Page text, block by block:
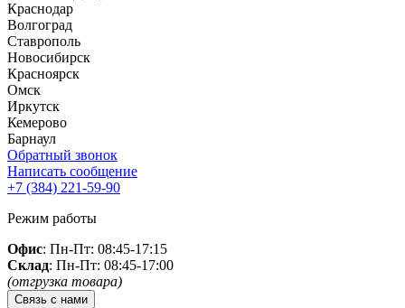
Краснодар
Волгоград
Ставрополь
Новосибирск
Красноярск
Омск
Иркутск
Кемерово
Барнаул
Обратный звонок
Написать сообщение
+7 (384) 221-59-90
Режим работы
Офис: Пн-Пт: 08:45-17:15
Склад: Пн-Пт: 08:45-17:00
(отгрузка товара)
Связь с нами